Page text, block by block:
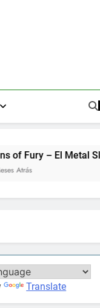
Slug metroidvania
Translate